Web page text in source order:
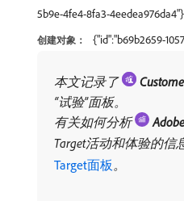
5b9e-4fe4-8fa3-4eedea976da4"}
创建对象： {"id":"b69b2659-
本文记录了
“试验”面板。
有关如何分析
​
Target活动和体验的信
Target面板。